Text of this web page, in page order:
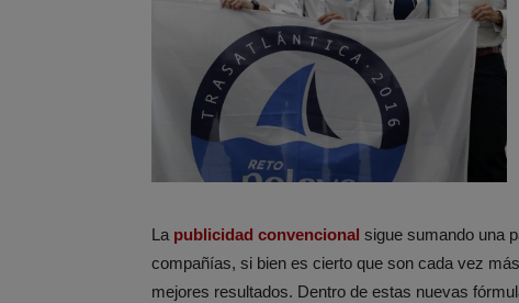
La publicidad convencional sigue sumando una
compañías, si bien es cierto que son cada vez
mejores resultados. Dentro de estas nuevas